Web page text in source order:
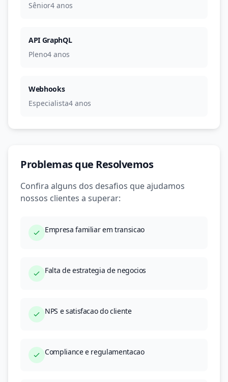
Sênior4 anos
API GraphQL
Pleno4 anos
Webhooks
Especialista4 anos
Problemas que Resolvemos
Confira alguns dos desafios que ajudamos
nossos clientes a superar:
Empresa familiar em transicao
Falta de estrategia de negocios
NPS e satisfacao do cliente
Compliance e regulamentacao